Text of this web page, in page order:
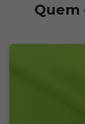
Quem